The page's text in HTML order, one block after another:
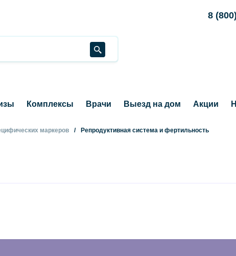
8
Комплексы Врачи Выезд на дом Акции
маркеров Репродуктивная система и фертильность